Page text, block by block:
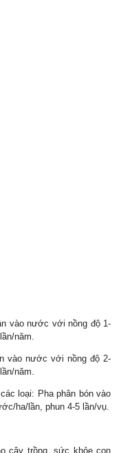
vào nước với nồng độ 1-
năm.
vào nước với nồng độ 2-
năm.
loại: Pha phân bón vào
ha/lần, phun 4-5 lần/vụ.
cây trồng, sức khỏe con